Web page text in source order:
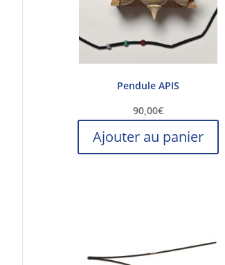
Pendule APIS
90,00€
Ajouter au panier